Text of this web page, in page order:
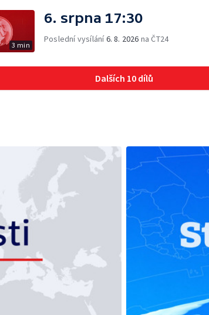
3 min
6. srpna 17:30
Poslední vysílání6. 8. 2026 na ČT24
Dalších 10 dílů